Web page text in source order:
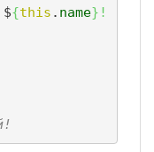
${this . name} !